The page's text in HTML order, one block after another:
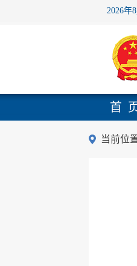
2026年
首
当前位